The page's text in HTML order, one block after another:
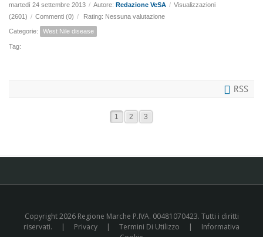
martedì 24 settembre 2013 / Autore: Redazione VeSA / Visualizzazioni
(2601) / Commenti (0) / Rating: Nessuna valutazione
Categorie: West Nile disease
Tag:
RSS
1 2 3
Copyright 2026 Regione Marche P.IVA. 00481070423. Tutti i diritti
riservati.
| Privacy | Termini Di Utilizzo |
Informativa